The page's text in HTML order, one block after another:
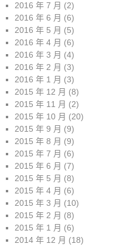
2016 年 7 月 (2)
2016 年 6 月 (6)
2016 年 5 月 (5)
2016 年 4 月 (6)
2016 年 3 月 (4)
2016 年 2 月 (3)
2016 年 1 月 (3)
2015 年 12 月 (8)
2015 年 11 月 (2)
2015 年 10 月 (20)
2015 年 9 月 (9)
2015 年 8 月 (9)
2015 年 7 月 (6)
2015 年 6 月 (7)
2015 年 5 月 (8)
2015 年 4 月 (6)
2015 年 3 月 (10)
2015 年 2 月 (8)
2015 年 1 月 (6)
2014 年 12 月 (18)